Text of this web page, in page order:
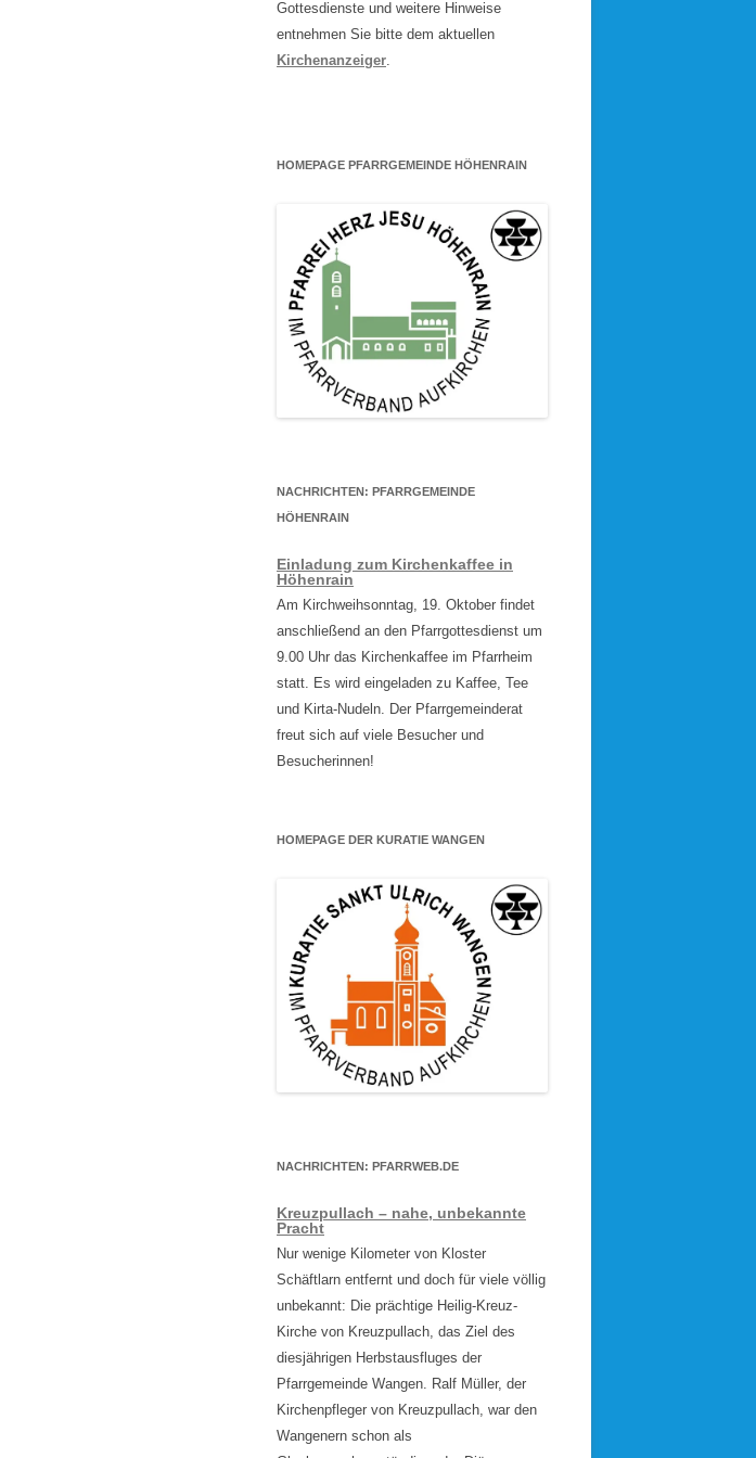
Gottesdienste und weitere Hinweise
entnehmen Sie bitte dem aktuellen
Kirchenanzeiger
HOMEPAGE PFARRGEMEINDE HÖHENRAIN
NACHRICHTEN: PFARRGEMEINDE
HÖHENRAIN
Einladung zum Kirchenkaffee in
Höhenrain
Am Kirchweihsonntag, 19. Oktober findet
anschließend an den Pfarrgottesdienst um
9.00 Uhr das Kirchenkaffee im Pfarrheim
statt. Es wird eingeladen zu Kaffee, Tee
und Kirta-Nudeln. Der Pfarrgemeinderat
freut sich auf viele Besucher und
Besucherinnen!
HOMEPAGE DER KURATIE WANGEN
NACHRICHTEN: PFARRWEB.DE
Kreuzpullach – nahe, unbekannte
Pracht
Nur wenige Kilometer von Kloster
Schäftlarn entfernt und doch für viele völlig
unbekannt: Die prächtige Heilig-Kreuz-
Kirche von Kreuzpullach, das Ziel des
diesjährigen Herbstausfluges der
Pfarrgemeinde Wangen. Ralf Müller, der
Kirchenpfleger von Kreuzpullach, war den
Wangenern schon als